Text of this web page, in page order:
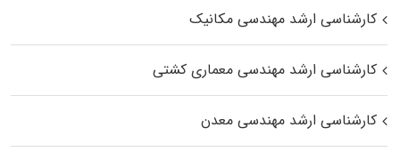
کارشناسی ارشد مهندسی مکانیک
کارشناسی ارشد مهندسی معماری کشتی
کارشناسی ارشد مهندسی معدن